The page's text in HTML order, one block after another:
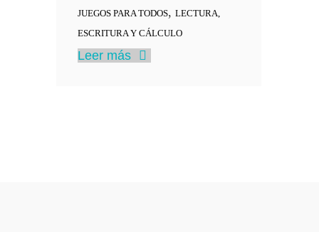
JUEGOS PARA TODOS, LECTURA,
ESCRITURA Y CÁLCULO
Leer más